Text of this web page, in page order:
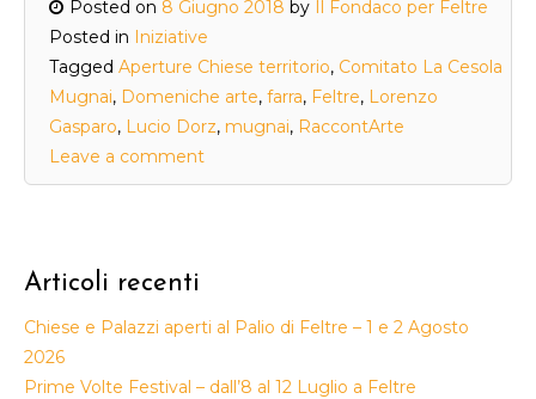
Posted on 8 Giugno 2018 by Il Fondaco per Feltre
Posted in Iniziative
Tagged Aperture Chiese territorio, Comitato La Cesola
Mugnai, Domeniche arte, farra, Feltre, Lorenzo
Gasparo, Lucio Dorz, mugnai, RaccontArte
Leave a comment
Articoli recenti
Chiese e Palazzi aperti al Palio di Feltre – 1 e 2 Agosto
2026
Prime Volte Festival – dall’8 al 12 Luglio a Feltre